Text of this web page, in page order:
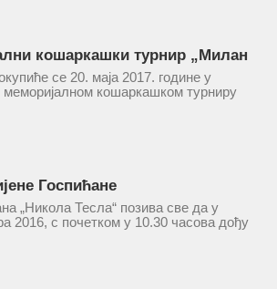
кошаркашки турнир „Милан
у Апатину 20. маја 2017.
се 20. маја 2017. године у
меморијалном кошаркашком турниру
Као и прошле године,
Личког Осика, Плашког, као и
кошаркаша из...
Госпићане
„Никола Тесла“ позива све да у
2016, с почетком у 10.30 часова дођу
Николаја у Борчи (Улица Вука Караџића
парастос за...